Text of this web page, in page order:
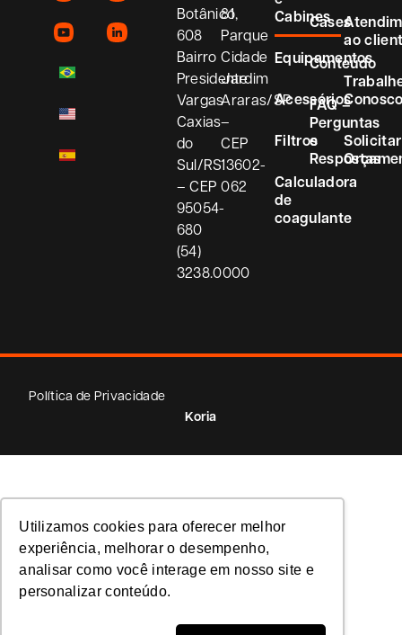
Utilizamos cookies para oferecer melhor
experiência, melhorar o desempenho,
analisar como você interage em nosso site e
personalizar conteúdo.
Botânico,
608
Bairro
Presidente
Vargas
Caxias
do
Sul/RS
– CEP
95054-
680
(54)
3238.0000
81
Parque
Cidade
Jardim
Araras/SP
–
CEP
13602-
062
Cabines
Equipamentos
Acessórios
Filtros
Calculadora
de
coagulante
Cases
Conteúdo
FAQ –
Perguntas
e
Respostas
ao
Solicitar
Política de Privacidade
Koria